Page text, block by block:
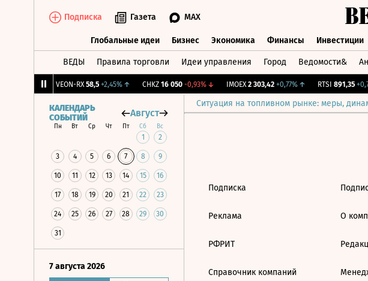
Подписка Газета MAX
Глобальные идеи Бизнес Экономика Финансы Инвестиции
ВЕДЫ Правила торговли Идеи управления Город Ведомости&
VEON-RX 58,5 +2,45%↑ CHKZ 16 050 -0,93%↓ IMOEX 2 303,42 +0,77%↑ RTSI 891,35
Ситуация на топливном рынке: меры,
КАЛЕНДАРЬ
СОБЫТИЙ
Август
Пн Вт Ср Чт Пт Сб Вс
1 2
3 4 5 6 7 8 9
10 11 12 13 14 15 16
17 18 19 20 21 22 23
24 25 26 27 28 29 30
31
7 августа 2026
Подписка
Реклама
РФРИТ
Справочник компаний
О